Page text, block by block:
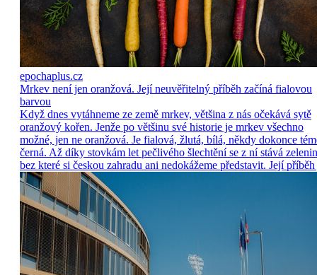
epochaplus.cz
Mrkev není jen oranžová. Její neuvěřitelný příběh začíná fialovou
barvou
Když dnes vytáhneme ze země mrkev, většina z nás očekává sytě
oranžový kořen. Jenže po většinu své historie je mrkev všechno
možné, jen ne oranžová. Je fialová, žlutá, bílá, někdy dokonce
černá. Až díky stovkám let pečlivého šlechtění se z ní stává
bez které si českou zahradu ani nedokážeme představit. Její příběh